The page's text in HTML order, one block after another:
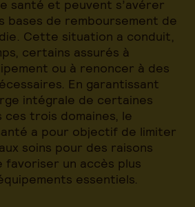
santé et peuvent s’avérer
bases de remboursement de
Cette situation a conduit,
certains assurés à
ou à renoncer à des
En garantissant
intégrale de certaines
trois domaines, le
a pour objectif de limiter
soins pour des raisons
un accès plus
essentiels.